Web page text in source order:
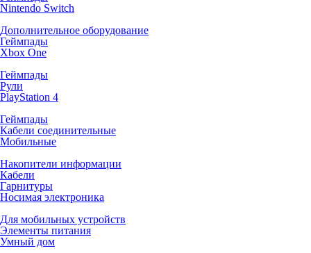
Nintendo Switch
Дополнительное оборудование
Геймпады
Xbox One
Геймпады
Рули
PlayStation 4
Геймпады
Кабели соединительные
Мобильные
Накопители информации
Кабели
Гарнитуры
Носимая электроника
Для мобильных устройств
Элементы питания
Умный дом